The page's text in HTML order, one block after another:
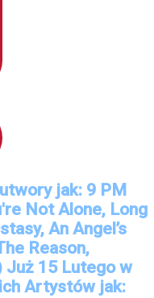
jak: 9 PM
Not Alone, Long
An Angel’s
Reason,
Już 15 Lutego w
Artystów jak: